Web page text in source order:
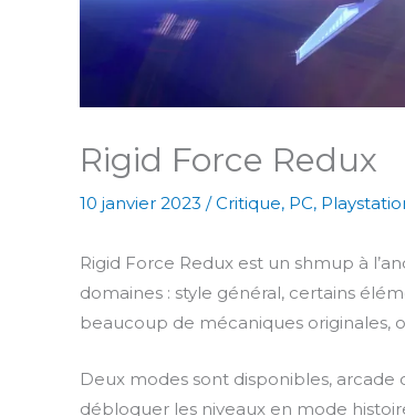
Rigid Force Redux
10 janvier 2023 /Critique, PC,
Rigid Force Redux est un shmup à
domaines : style général, certains
beaucoup de mécaniques originales,
Deux modes sont disponibles,
débloquer les niveaux en mode